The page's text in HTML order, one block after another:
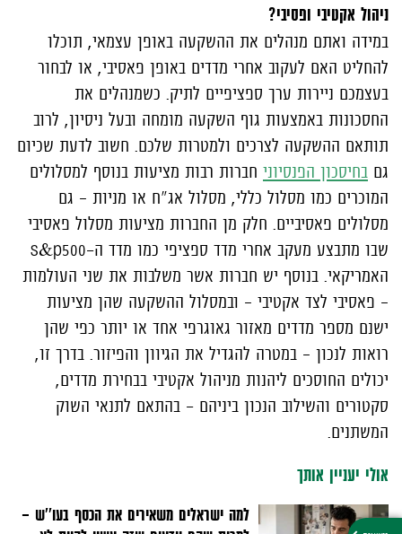
ניהול אקטיבי ופסיבי?
במידה ואתם מנהלים את ההשקעה באופן עצמאי, תוכלו
להחליט האם לעקוב אחרי מדדים באופן פאסיבי, או לבחור
בעצמכם ניירות ערך ספציפיים לתיק. כשמנהלים את
החסכונות באמצעות גוף השקעה מומחה ובעל ניסיון, לרוב
תותאם ההשקעה לצרכים ולמטרות שלכם. חשוב לדעת שכיום
גם בחיסכון הפנסיוני חברות רבות מציעות בנוסף למסלולים
המוכרים כמו מסלול כללי, מסלול אג"ח או מניות – גם
מסלולים פאסיביים. חלק מן החברות מציעות מסלול פאסיבי
שבו מתבצע מעקב אחרי מדד ספציפי כמו מדד ה-s&p500
האמריקאי. בנוסף יש חברות אשר משלבות את שני העולמות
– פאסיבי לצד אקטיבי – ובמסלול ההשקעה שהן מציעות
ישנם מספר מדדים מאזור גאוגרפי אחד או יותר כפי שהן
רואות לנכון – במטרה להגדיל את הגיוון והפיזור. בדרך זו,
יכולים החוסכים ליהנות מניהול אקטיבי בבחירת מדדים,
סקטורים והשילוב הנכון ביניהם - בהתאם לתנאי השוק
המשתנים.
אולי יעניין אותך
למה ישראלים משאירים את הכסף בעו''ש –